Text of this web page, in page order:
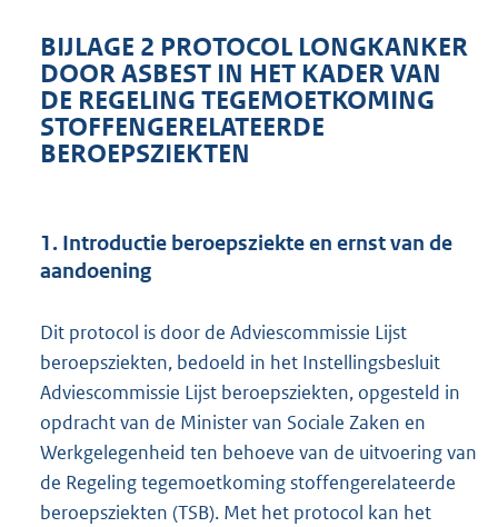
BIJLAGE 2 PROTOCOL LONGKANKER
DOOR ASBEST IN HET KADER VAN
DE REGELING TEGEMOETKOMING
STOFFENGERELATEERDE
BEROEPSZIEKTEN
1. Introductie beroepsziekte en ernst van de
aandoening
Dit protocol is door de Adviescommissie Lijst
beroepsziekten, bedoeld in het Instellingsbesluit
Adviescommissie Lijst beroepsziekten, opgesteld in
opdracht van de Minister van Sociale Zaken en
Werkgelegenheid ten behoeve van de uitvoering van
de Regeling tegemoetkoming stoffengerelateerde
beroepsziekten (TSB). Met het protocol kan het